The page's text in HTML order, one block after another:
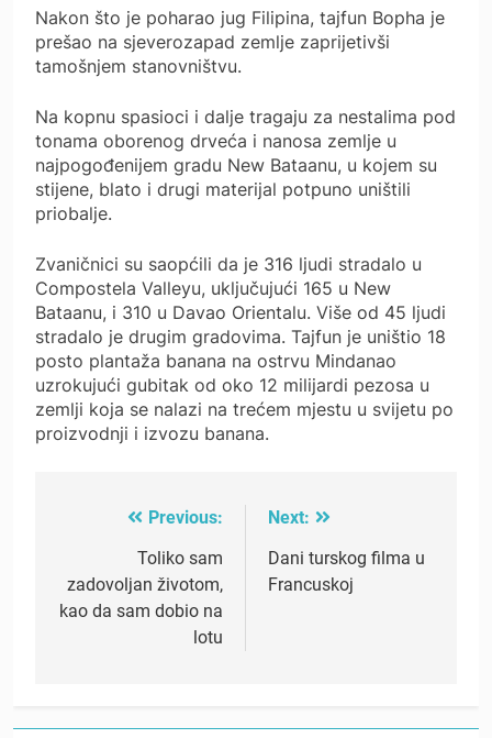
Nakon što je poharao jug Filipina, tajfun Bopha je
prešao na sjeverozapad zemlje zaprijetivši
tamošnjem stanovništvu.
Na kopnu spasioci i dalje tragaju za nestalima pod
tonama oborenog drveća i nanosa zemlje u
najpogođenijem gradu New Bataanu, u kojem su
stijene, blato i drugi materijal potpuno uništili
priobalje.
Zvaničnici su saopćili da je 316 ljudi stradalo u
Compostela Valleyu, uključujući 165 u New
Bataanu, i 310 u Davao Orientalu. Više od 45 ljudi
stradalo je drugim gradovima. Tajfun je uništio 18
posto plantaža banana na ostrvu Mindanao
uzrokujući gubitak od oko 12 milijardi pezosa u
zemlji koja se nalazi na trećem mjestu u svijetu po
proizvodnji i izvozu banana.
navigation
Previous:
Toliko sam
zadovoljan životom,
kao da sam dobio na
lotu
Next:
Dani turskog filma u
Francuskoj